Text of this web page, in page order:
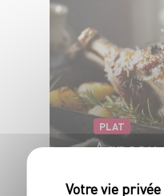
PLAT
6 pers.